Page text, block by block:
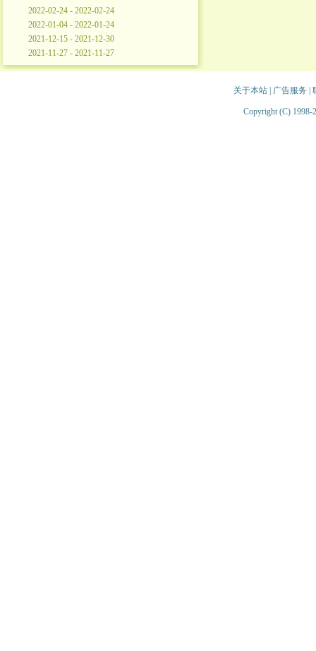
2022-02-24 - 2022-02-24
2022-01-04 - 2022-01-24
2021-12-15 - 2021-12-30
2021-11-27 - 2021-11-27
关于本站| 广告服务
Copyright (C) 1998-